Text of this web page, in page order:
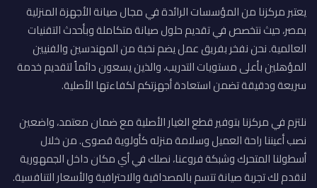
يعتبر مركزنا من المؤسسات الرائدة في مجال صيانة الأجهزة المنزلية
بمصر، حيث نتخصص في تقديم حلول صيانة متكاملة وبأحدث التقنيات
العالمية. نحن نفخر بفريق عمل يضم نخبة من المهندسين والفنيين
المؤهلين بأعلى مستويات التدريب، والذين يسعون دائماً لتقديم خدمة
سريعة ودقيقة تضمن استعادة أجهزتكم لكفاءتها الأصلية.
نلتزم في مركزنا بتوفير قطع الغيار الأصلية مع ضمان معتمد، واضعين
نصب أعيننا راحة العميل وسلامة منزله كأولوية قصوى. من خلال
أسطولنا المتحرك وشبكة فروعنا، نصلك في أي مكان داخل الجمهورية
لنقدم لك تجربة صيانة تتسم بالمصداقية والاحترافية والأسعار التنافسية.